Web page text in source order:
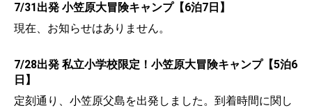
7/31出発 小笠原大冒険キャンプ【6泊7日】
現在、お知らせはありません。
7/28出発 私立小学校限定！小笠原大冒険キャンプ【5泊6
日】
定刻通り、小笠原父島を出発しました。到着時間に関し